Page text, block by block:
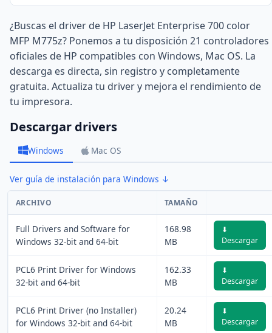
¿Buscas el driver de HP LaserJet Enterprise 700 color
MFP M775z? Ponemos a tu disposición 21 controladores
oficiales de HP compatibles con Windows, Mac OS. La
descarga es directa, sin registro y completamente
gratuita. Actualiza tu driver y mejora el rendimiento de
tu impresora.
Descargar drivers
Windows Mac OS
Ver guía de instalación para Windows ↓
ARCHIVO TAMAÑO
Full Drivers and Software for
Windows 32-bit and 64-bit
168.98
MB
⬇
Descargar
PCL6 Print Driver for Windows
32-bit and 64-bit
162.33
MB
⬇
Descargar
PCL6 Print Driver (no Installer)
for Windows 32-bit and 64-bit
20.24
MB
⬇
Descargar